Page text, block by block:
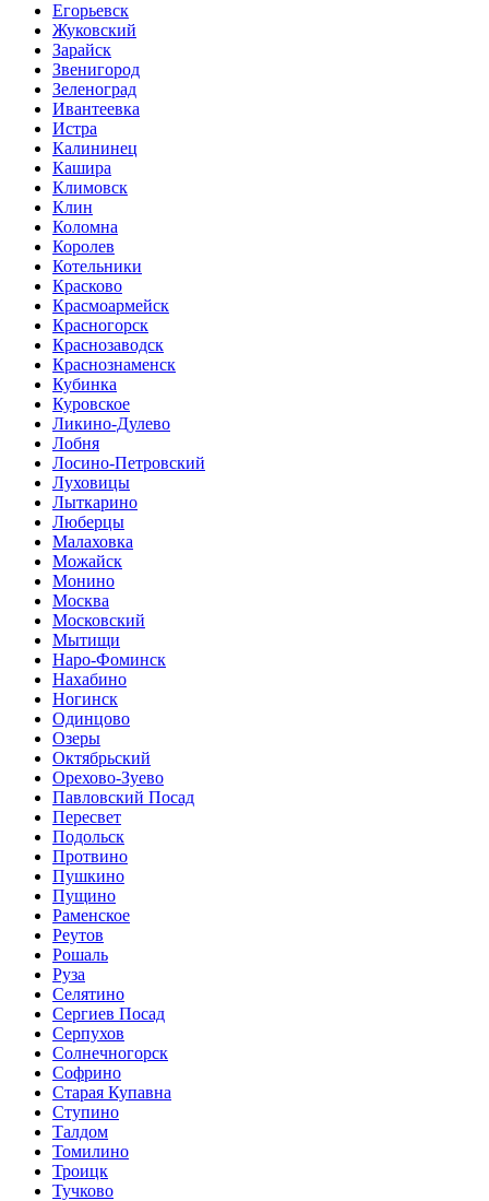
Егорьевск
Жуковский
Зарайск
Звенигород
Зеленоград
Ивантеевка
Истра
Калининец
Кашира
Климовск
Клин
Коломна
Королев
Котельники
Красково
Красмоармейск
Красногорск
Краснозаводск
Краснознаменск
Кубинка
Куровское
Ликино-Дулево
Лобня
Лосино-Петровский
Луховицы
Лыткарино
Люберцы
Малаховка
Можайск
Монино
Москва
Московский
Мытищи
Наро-Фоминск
Нахабино
Ногинск
Одинцово
Озеры
Октябрьский
Орехово-Зуево
Павловский Посад
Пересвет
Подольск
Протвино
Пушкино
Пущино
Раменское
Реутов
Рошаль
Руза
Селятино
Сергиев Посад
Серпухов
Солнечногорск
Софрино
Старая Купавна
Ступино
Талдом
Томилино
Троицк
Тучково